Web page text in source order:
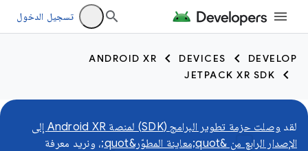
تسجيل الدخول
DEVELOP
DEVICES
ANDROID XR
JETPACK XR SDK
لقد
وصلت حزمة تطوير البرامج (SDK) لمنصة Android XR إلى
الإصدار الرابع من &quot;معاينة المطوّر&quot;
، ونريد معرفة